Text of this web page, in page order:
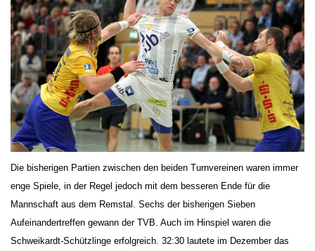
Die bisherigen Partien zwischen den beiden Turnvereinen waren immer
enge Spiele, in der Regel jedoch mit dem besseren Ende für die
Mannschaft aus dem Remstal. Sechs der bisherigen Sieben
Aufeinandertreffen gewann der TVB. Auch im Hinspiel waren die
Schweikardt-Schützlinge erfolgreich. 32:30 lautete im Dezember das